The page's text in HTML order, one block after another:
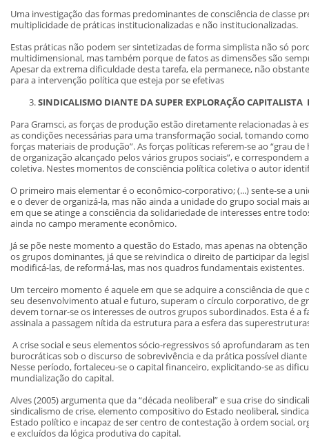
Uma investigação das formas predominantes de consciência de classe
multiplicidade de práticas institucionalizadas e não institucionalizadas.
Estas práticas não podem ser sintetizadas de forma simplista não só
multidimensional, mas também porque de fatos as dimensões são
Apesar da extrema dificuldade desta tarefa, ela permanece, não
para a intervenção política que esteja por se efetivas
SINDICALISMO DIANTE DA SUPER EXPLORAÇÃO CAPITALISTA
Para Gramsci, as forças de produção estão diretamente relacionadas à
as condições necessárias para uma transformação social, tomando
forças materiais de produção”. As forças políticas referem-se ao “grau
de organização alcançado pelos vários grupos sociais”, e
coletiva. Nestes momentos de consciência política coletiva o autor
O primeiro mais elementar é o econômico-corporativo; (...) sente-se a
e o dever de organizá-la, mas não ainda a unidade do grupo social mais
em que se atinge a consciência da solidariedade de interesses entre
ainda no campo meramente econômico.
Já se põe neste momento a questão do Estado, mas apenas na
os grupos dominantes, já que se reivindica o direito de participar da
modificá-las, de reformá-las, mas nos quadros fundamentais existentes.
Um terceiro momento é aquele em que se adquire a consciência de
seu desenvolvimento atual e futuro, superam o círculo corporativo, de
devem tornar-se os interesses de outros grupos subordinados. Esta é a
assinala a passagem nítida da estrutura para a esfera das
A crise social e seus elementos sócio-regressivos só aprofundaram as
burocráticas sob o discurso de sobrevivência e da prática possível
Nesse período, fortaleceu-se o capital financeiro, explicitando-se as
mundialização do capital.
Alves (2005) argumenta que da “década neoliberal” e sua crise do
sindicalismo de crise, elemento compositivo do Estado neoliberal,
Estado político e incapaz de ser centro de contestação à ordem social,
e excluídos da lógica produtiva do capital.